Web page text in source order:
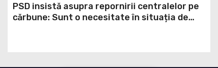
PSD insistă asupra repornirii centralelor pe
cărbune: Sunt o necesitate în situația de